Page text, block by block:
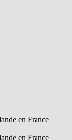
en France
en France